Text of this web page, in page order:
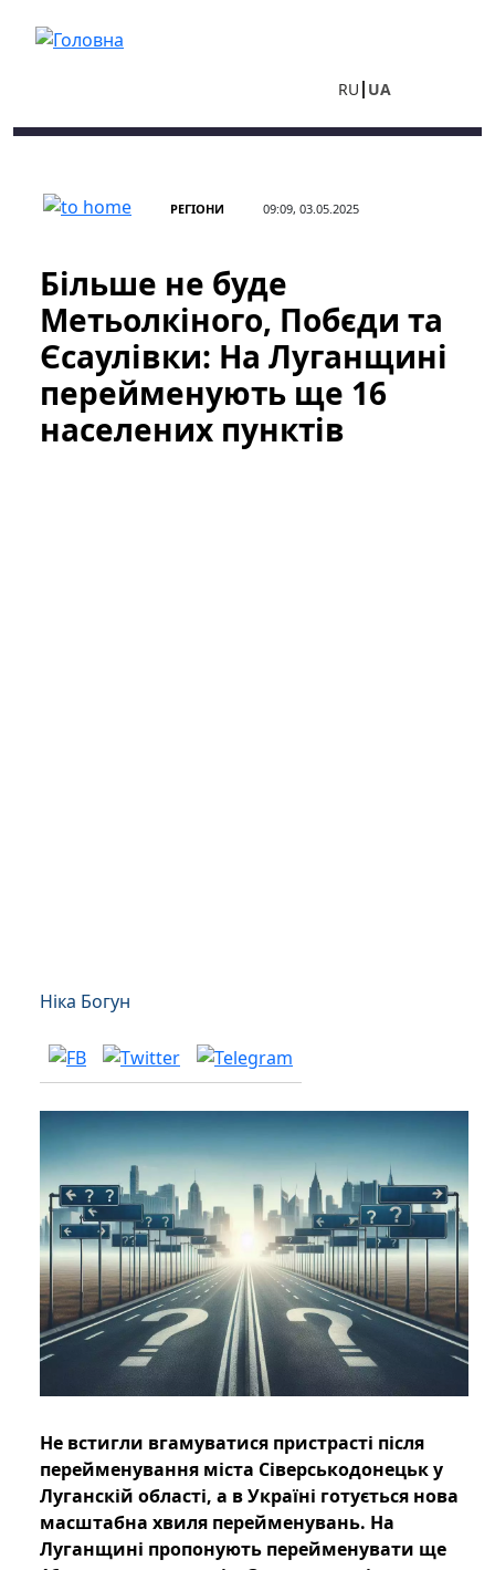
RU UA
РЕГІОНИ 09:09, 03.05.2025
Більше не буде
Метьолкіного, Побєди та
Єсаулівки: На Луганщині
перейменують ще 16
населених пунктів
Ніка Богун
Не встигли вгамуватися пристрасті після
перейменування міста Сіверськодонецьк у
Луганскій області, а в Україні готується нова
масштабна хвиля перейменувань. На
Луганщині пропонують перейменувати ще